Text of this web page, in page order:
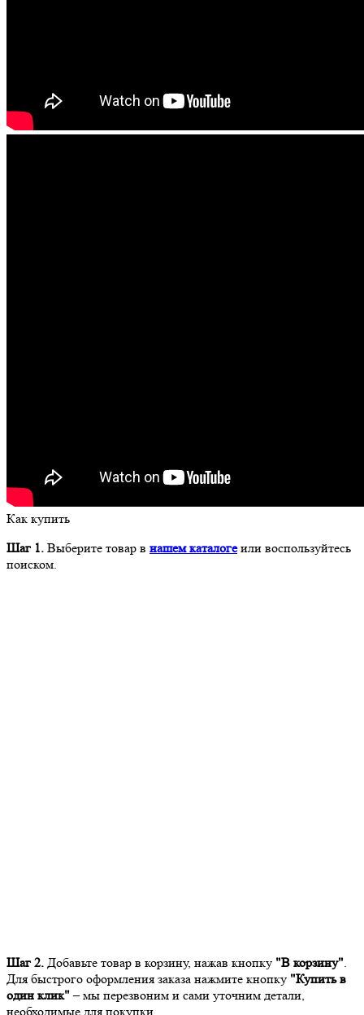
Как купить
Шаг 1. Выберите товар в нашем каталогеили воспользуйтесь
поиском.
Шаг 2. Добавьте товар в корзину, нажав кнопку "В корзину".
Для быстрого оформления заказа нажмите кнопку "Купить в
один клик" – мы перезвоним и сами уточним детали,
необходимые для покупки.